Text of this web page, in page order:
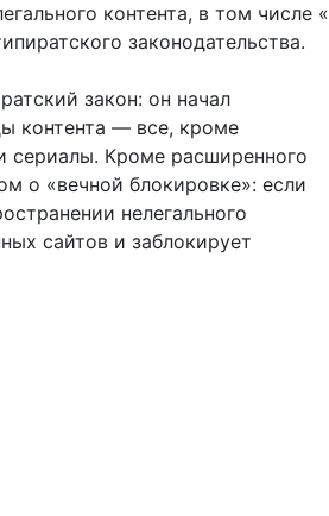
контента, в том числе «​
законодательства.
закон: он начал
контента — все, кроме
сериалы. Кроме расширенного
о «вечной блокировке»: если
нелегального
сайтов и заблокирует